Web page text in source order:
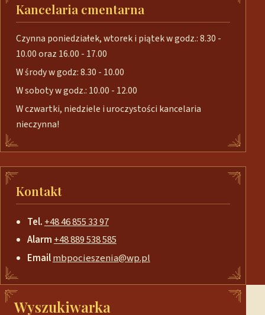
Kancelaria cmentarna
Czynna poniedziałek, wtorek i piątek w godz.: 8.30 -
10.00 oraz 16.00 - 17.00
W środy w godz: 8.30 - 10.00
W soboty w godz.: 10.00 - 12.00
W czwartki, niedziele i uroczystości kancelaria
nieczynna!
Kontakt
Tel. +48 46 855 33 97
Alarm+48 889 538 585
Emailmbpocieszenia@wp.pl
Wyszukiwarka